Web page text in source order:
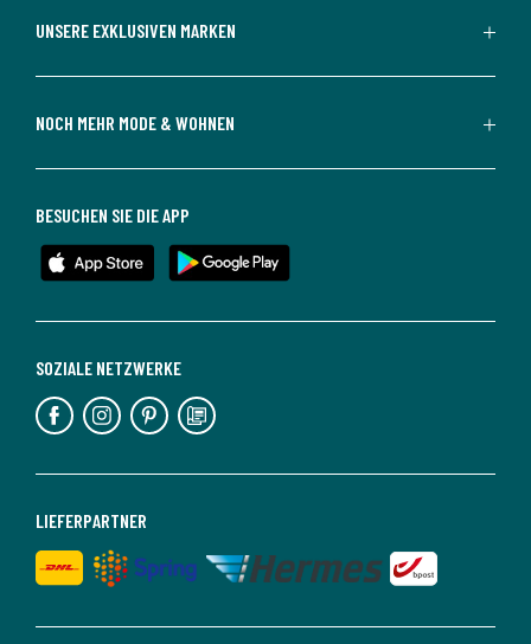
UNSERE EXKLUSIVEN MARKEN
NOCH MEHR MODE & WOHNEN
LIEFERPARTNER
SOZIALE NETZWERKE
BESUCHEN SIE DIE APP